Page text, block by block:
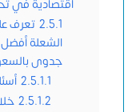
اقتصادية في
2.5.1 تعرف
الشعلة
جدوى
2.5.1.1
2.5.1.2